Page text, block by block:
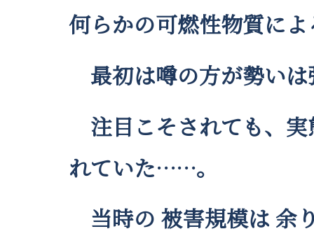
何らかの可燃性物質に
最初は噂の方が勢い
注目こそされても、
れていた……。
当時の 被害規模は 余